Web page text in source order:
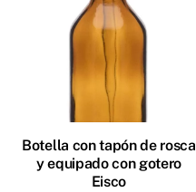
Botella con tapón de rosca
y equipado con gotero
Eisco